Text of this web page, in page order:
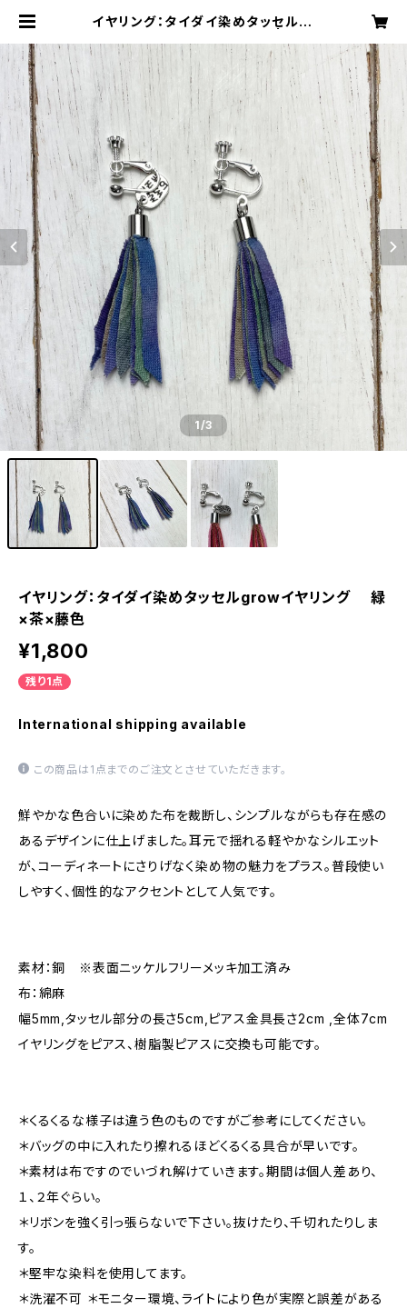
イヤリング：タイダイ染めタッセルgr
ry-eyed スターリーアイド
1/3
イヤリング：タイダイ染めタッセルgrowイヤリング 緑
×茶×藤色
¥1,800
残り1点
International shipping available
この商品は1点までのご注文とさせていただきます。
鮮やかな色合いに染めた布を裁断し、シンプルながらも存在感の
あるデザインに仕上げました。耳元で揺れる軽やかなシルエット
が、コーディネートにさりげなく染め物の魅力をプラス。普段使い
しやすく、個性的なアクセントとして人気です。
素材：銅 ※表面ニッケルフリーメッキ加工済み
布：綿麻
幅5mm,タッセル部分の長さ5cm,ピアス金具長さ2cm ,全体7cm
イヤリングをピアス、樹脂製ピアスに交換も可能です。
＊くるくるな様子は違う色のものですがご参考にしてください。
＊バッグの中に入れたり擦れるほどくるくる具合が早いです。
＊素材は布ですのでいづれ解けていきます。期間は個人差あり、
１、２年ぐらい。
＊リボンを強く引っ張らないで下さい。抜けたり、千切れたりしま
す。
＊堅牢な染料を使用してます。
＊洗濯不可 ＊モニター環境、ライトにより色が実際と誤差がある